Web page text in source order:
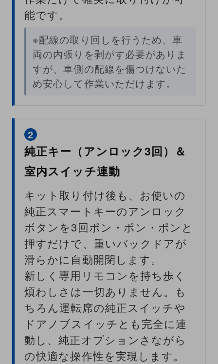
能です。
※配線の取り回しを行うため、車
両の内張りを剥がす必要がありま
すが、車側の配線を傷つけないた
め安心して作業いただけます。
2
純正キー（アンロック3回）＆
室内スイッチ連動
キット取り付け後も、お使いの
純正スマートキーのアンロック
ボタンを3回ポン・ポン・ポンと
押すだけで、重いバックドアが
滑らかに自動開閉します。
新しく専用リモコンを持ち歩く
煩わしさは一切ありません。も
ちろん運転席の純正スイッチや
ドアノブスイッチとも完全に連
動し、純正オプションさながら
の快適な操作性を実現します。